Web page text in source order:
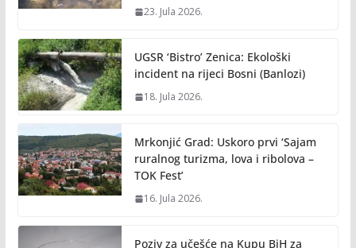
23. Jula 2026.
UGSR ‘Bistro’ Zenica: Ekološki
incident na rijeci Bosni (Banlozi)
18. Jula 2026.
Mrkonjić Grad: Uskoro prvi ‘Sajam
ruralnog turizma, lova i ribolova –
TOK Fest’
16. Jula 2026.
Poziv za učešće na Kupu BiH za